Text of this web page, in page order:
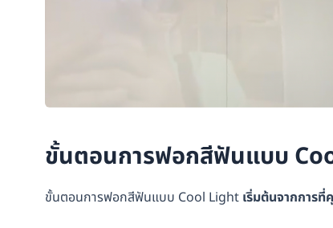
ขั้นตอนการฟอกสีฟันแบบ
ขั้นตอนการฟอกสีฟันแบบ Cool Light เริ่มต้นจากการ